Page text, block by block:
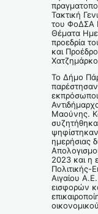
Τακτική
του ΦοΔΣΑ
Θέματα
προεδρία
και
Το Δήμο
Μαούνης.
ημερήσιας
2023 και η
Αιγαίου
εισφορών